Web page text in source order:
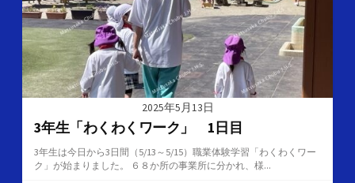
2025年5月13日
3年生「わくわくワーク」 1日目
3年生は今日から3日間（5/13～5/15）職業体験学習「わくわくワー
ク」が始まりました。 ６８か所の事業所に分かれ、様...